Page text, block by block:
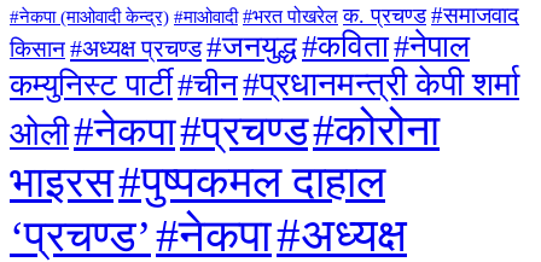
#नेकपा (माओवादी केन्द्र) #माओवादी #भरत पोखरेल क. प्रचण्ड #समाजवाद
किसान#अध्यक्ष प्रचण्ड#जनयुद्ध#कविता#नेपाल
कम्युनिस्ट पार्टी#चीन#प्रधानमन्त्री केपी शर्मा
ओली#नेकपा#प्रचण्ड#कोरोना
भाइरस#पुष्पकमल दाहाल
‘प्रचण्ड’#नेकपा#अध्यक्ष